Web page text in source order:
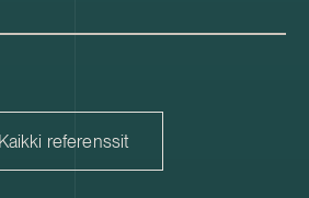
Materials on Beijing
Rahoituksen myönsi
Société
on 125 MW /
Kaikki referenssit